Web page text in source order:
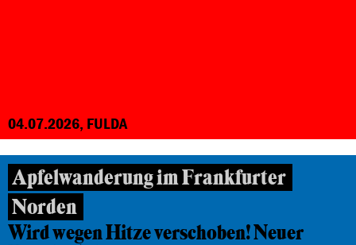
04.07.2026, FULDA
Apfelwanderung im Frankfurter
Norden
Wird wegen Hitze verschoben! Neuer